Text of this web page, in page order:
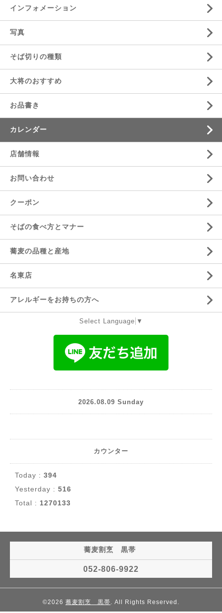
インフォメーション
写真
そば切りの種類
大将のおすすめ
お品書き
カレンダー
店舗情報
お問い合わせ
クーポン
そばの食べ方とマナー
蕎麦の品種と産地
名東店
アレルギーをお持ちの方へ
Select Language ▼
2026.08.09 Sunday
カウンター
Today : 394
Yesterday : 516
Total : 1270133
蕎麦割烹 黒帯
052-806-9922
©2026 蕎麦割烹 黒帯. All Rights Reserved.